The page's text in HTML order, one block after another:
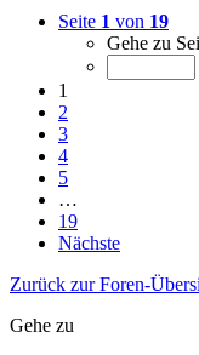
Seite 1 von 19
Gehe zu
1
2
3
4
5
…
19
Nächste
Zurück zur Foren-
Gehe zu